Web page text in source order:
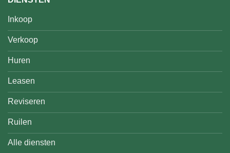
Inkoop
Verkoop
Huren
Leasen
Reviseren
Ruilen
Alle diensten